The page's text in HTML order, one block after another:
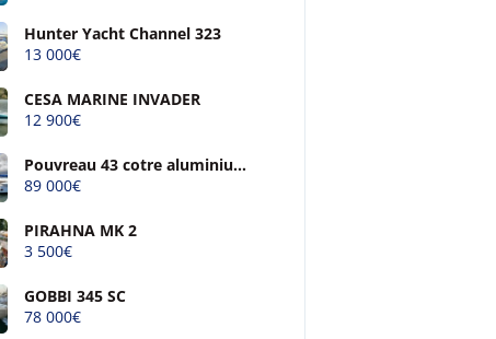
Hunter Yacht Channel 323
13 000€
CESA MARINE INVADER
12 900€
Pouvreau 43 cotre aluminium
à quille relevable
89 000€
PIRAHNA MK 2
3 500€
GOBBI 345 SC
78 000€